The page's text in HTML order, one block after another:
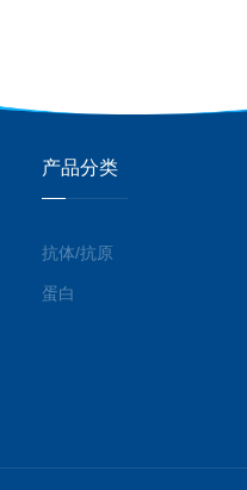
产品分类
抗体/抗原
蛋白